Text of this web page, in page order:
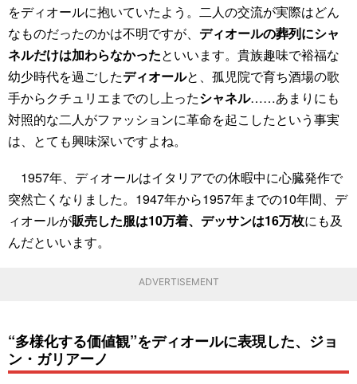
をディオールに抱いていたよう。二人の交流が実際はどん
なものだったのかは不明ですが、 ディオールの葬列にシャ
ネルだけは加わらなかったといいます。貴族趣味で裕福な
幼少時代を過ごしたディオールと、孤児院で育ち酒場の歌
手からクチュリエまでのし上ったシャネル……あまりにも
対照的な二人がファッションに革命を起こしたという事実
は、とても興味深いですよね。
1957年、ディオールはイタリアでの休暇中に心臓発作で
突然亡くなりました。1947年から1957年までの10年間、デ
ィオールが販売した服は10万着、デッサンは16万枚にも及
んだといいます。
ADVERTISEMENT
“多様化する価値観”をディオールに表現した、ジョ
ン・ガリアーノ